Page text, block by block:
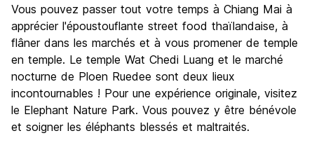
Vous pouvez passer tout votre temps à Chiang Mai à
apprécier l'époustouflante street food thaïlandaise, à
flâner dans les marchés et à vous promener de temple
en temple. Le temple Wat Chedi Luang et le marché
nocturne de Ploen Ruedee sont deux lieux
incontournables ! Pour une expérience originale, visitez
le Elephant Nature Park. Vous pouvez y être bénévole
et soigner les éléphants blessés et maltraités.